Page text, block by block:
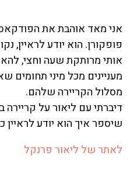
אני מאד אוהבת את
פופקורן. הוא יודע לראיין,
אותי מרותקת שעה וחצי,
מעניינים מכל מיני תחומים
מסלול הקריירה שלהם.
דיברתי עם ליאור על קריירה
שיספר איך הוא יודע
לאתר של ליאור פרנקל